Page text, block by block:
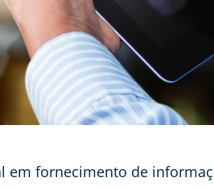
em fornecimento de